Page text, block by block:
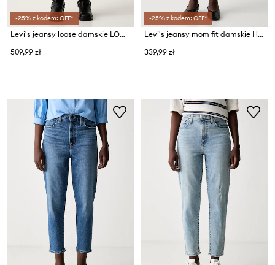
-25% z kodem: OFF*
Levi's jeansy loose damskie LOW LOOSE
509,99 zł
-25% z kodem: OFF*
Levi's jeansy mom fit damskie HIGH WAISTED MOM JEAN
339,99 zł